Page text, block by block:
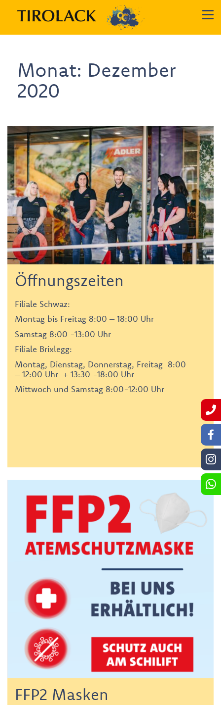
Monat: Dezember
2020
Öffnungszeiten
Filiale Schwaz:
Montag bis Freitag 8:00 – 18:00 Uhr
Samstag 8:00 -13:00 Uhr
Filiale Brixlegg:
Montag, Dienstag, Donnerstag, Freitag 8:00
– 12:00 Uhr + 13:30 -18:00 Uhr
Mittwoch und Samstag 8:00-12:00 Uhr
FFP2 Masken